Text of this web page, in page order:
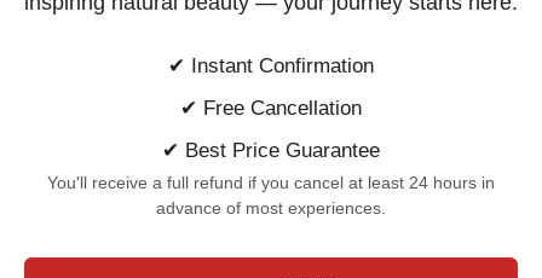
✔ Instant Confirmation
✔ Free Cancellation
✔ Best Price Guarantee
You'll receive a full refund if you cancel at least 24 hours in
advance of most experiences.